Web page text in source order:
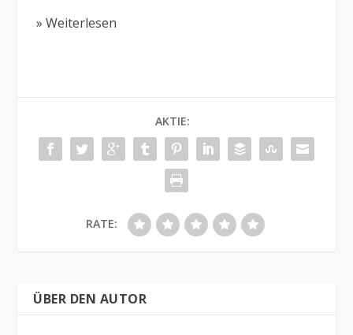
» Weiterlesen
AKTIE:
RATE:
ÜBER DEN AUTOR